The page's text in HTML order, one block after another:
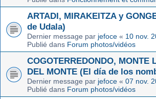
ARTADI, MIRAKEITZA y
de Udala)
Dernier message par jefoce « 10 nov.
Publié dans Forum photos/vidéos
COGOTERREDONDO, MONTE
DEL MONTE (El día de los
Dernier message par jefoce « 07 nov.
Publié dans Forum photos/vidéos